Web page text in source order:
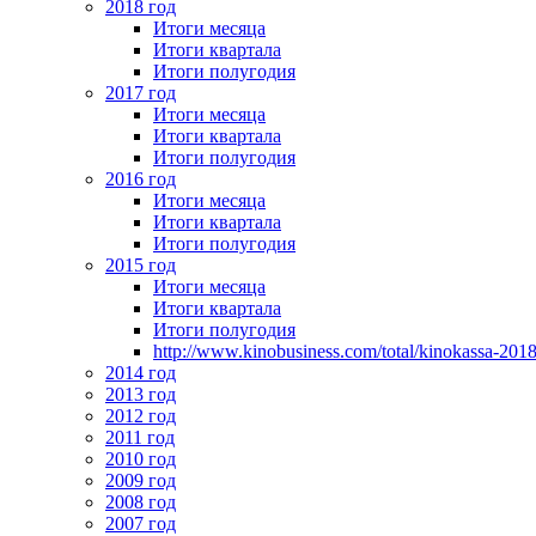
2018 год
Итоги месяца
Итоги квартала
Итоги полугодия
2017 год
Итоги месяца
Итоги квартала
Итоги полугодия
2016 год
Итоги месяца
Итоги квартала
Итоги полугодия
2015 год
Итоги месяца
Итоги квартала
Итоги полугодия
http://www.kinobusiness.com/total/kinokassa-
2014 год
2013 год
2012 год
2011 год
2010 год
2009 год
2008 год
2007 год